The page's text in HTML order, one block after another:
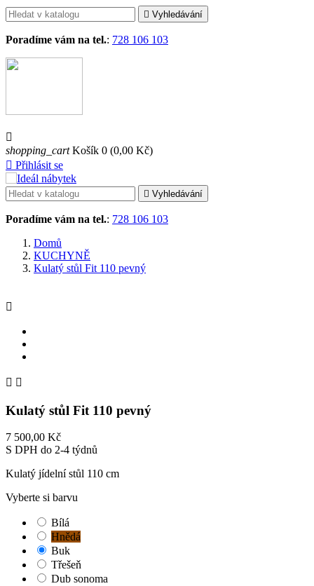
 Vyhledávání
Poradíme vám na tel.: 728 106 103

shopping_cart Košík 0 (0,00 Kč)
 Přihlásit se
 Vyhledávání
Poradíme vám na tel.: 728 106 103
Domů
KUCHYNĚ
Kulatý stůl Fit 110 pevný

 
Kulatý stůl Fit 110 pevný
7 500,00 Kč
S DPH do 2-4 týdnů
Kulatý jídelní stůl 110 cm
Vyberte si barvu
Bílá
Hnědá
Buk
Třešeň
Dub sonoma